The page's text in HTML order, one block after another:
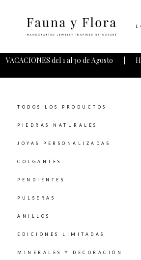
VACACIONES del 1 al 30 de Agosto |
TODOS LOS PRODUCTOS
PIEDRAS NATURALES
JOYAS PERSONALIZADAS
COLGANTES
PENDIENTES
PULSERAS
ANILLOS
EDICIONES LIMITADAS
MINERALES Y DECORACIÓN